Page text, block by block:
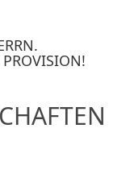
PROVISION!